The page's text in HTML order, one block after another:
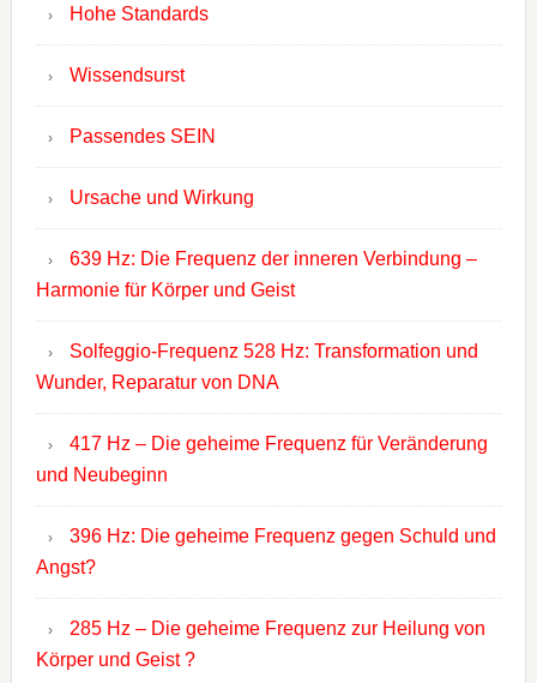
Hohe Standards
Wissendsurst
Passendes SEIN
Ursache und Wirkung
639 Hz: Die Frequenz der inneren Verbindung –
Harmonie für Körper und Geist
Solfeggio-Frequenz 528 Hz: Transformation und
Wunder, Reparatur von DNA
417 Hz – Die geheime Frequenz für Veränderung
und Neubeginn
396 Hz: Die geheime Frequenz gegen Schuld und
Angst?
285 Hz – Die geheime Frequenz zur Heilung von
Körper und Geist ?